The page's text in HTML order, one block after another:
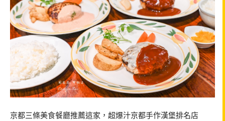
京都三條美食餐廳推薦這家，超爆汁京都手作漢堡排名店